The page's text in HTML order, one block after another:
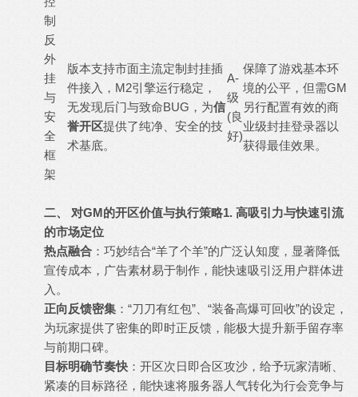
制
反
外
挂
与
安
全
框
架
版本支持市面主流定制封挂插
件接入，M2引擎运行稳定，
无发现后门与致命BUG，为信
誉开区提供了纯净、安全的技
术基底。
A-
级
(良
好)
保障了游戏基本环
境的公平，但需GM
另行配置有效的商
业级封挂登录器以
获得最佳效果。
二、 对GM的开区价值与执行策略1. 高吸引力与快速引流
的市场定位
热点融合 ：巧妙结合“羊了个羊”的广泛认知度，显著降低
宣传成本，广告素材易于制作，能快速吸引泛用户群体进
入。
正向反馈密集 ：“刀刀有红包”、“装备高爆可回收”的设定，
为玩家提供了密集的即时正反馈，能极大提升新手留存率
与前期口碑。
目标明确节奏快 ：开区次日即合区攻沙，给予玩家清晰、
紧凑的目标路径，能快速将服务器人气转化为行会竞争与